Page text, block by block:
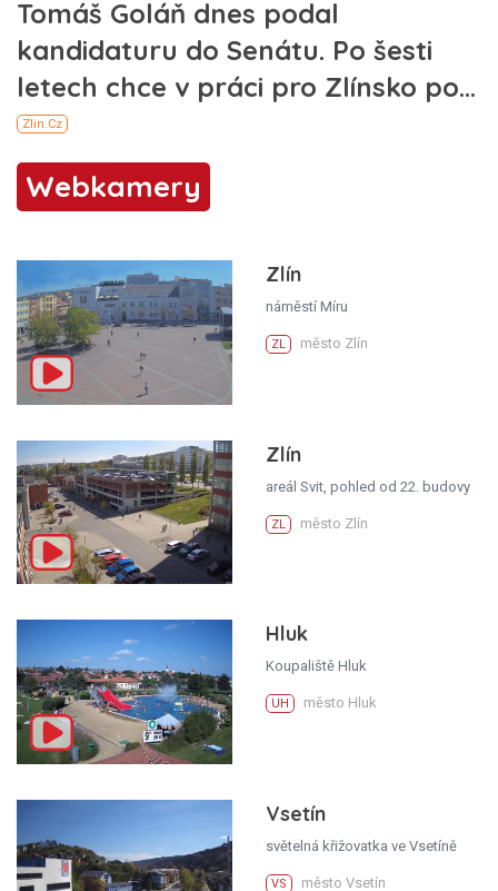
Webkamery
Zlín
náměstí Míru
ZL město Zlín
Zlín
areál Svit, pohled od 22. budovy
ZL město Zlín
Hluk
Koupaliště Hluk
UH město Hluk
Vsetín
světelná křižovatka ve Vsetíně
VS město Vsetín